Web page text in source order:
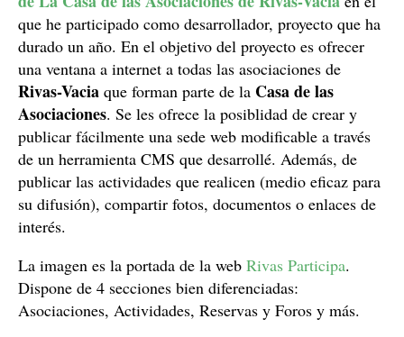
que he participado como desarrollador, proyecto que ha
durado un año. En el objetivo del proyecto es ofrecer
una ventana a internet a todas las asociaciones de
Rivas-Vacia que forman parte de la Casa de las
Asociaciones. Se les ofrece la posiblidad de crear y
publicar fácilmente una sede web modificable a través
de un herramienta CMS que desarrollé. Además, de
publicar las actividades que realicen (medio eficaz para
su difusión), compartir fotos, documentos o enlaces de
interés.
La imagen es la portada de la web Rivas Participa.
Dispone de 4 secciones bien diferenciadas:
Asociaciones, Actividades, Reservas y Foros y más.